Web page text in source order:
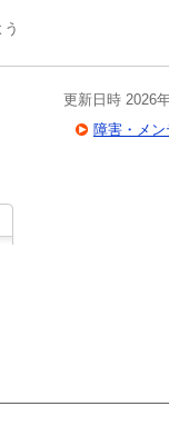
更新日時 2026
障害・メ